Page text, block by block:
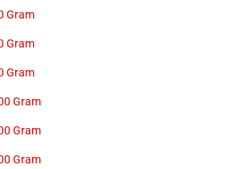
Gram
Gram
Gram
Gram
Gram
Gram